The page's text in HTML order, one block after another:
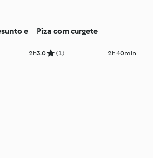
e
2h
Piza com curgete
3.0 (1) 2h 40min